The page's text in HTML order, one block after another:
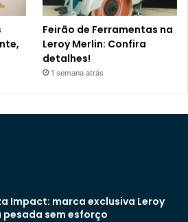
Feirão de Ferramentas na
Leroy Merlin: Confira
detalhes!
1 semana atrás
Impact: marca exclusiva Leroy
sem esforço